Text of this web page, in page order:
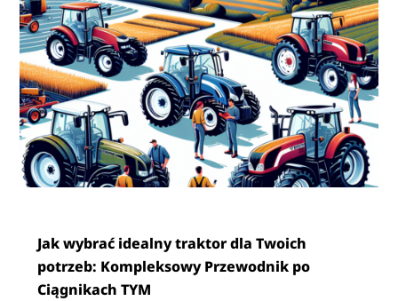
Jak wybrać idealny traktor dla Twoich
potrzeb: Kompleksowy Przewodnik po
Ciągnikach TYM